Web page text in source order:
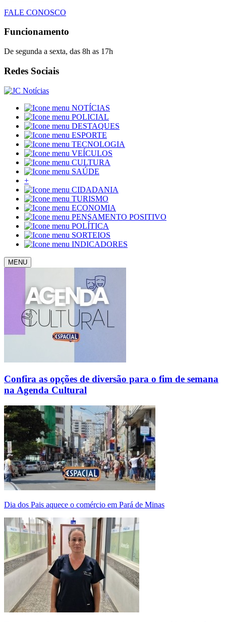
FALE CONOSCO
Funcionamento
De segunda a sexta, das 8h as 17h
Redes Sociais
NOTÍCIAS
POLICIAL
DESTAQUES
ESPORTE
TECNOLOGIA
VEÍCULOS
CULTURA
SAÚDE
+
CIDADANIA
TURISMO
ECONOMIA
PENSAMENTO POSITIVO
POLÍTICA
SORTEIOS
INDICADORES
MENU
Confira as opções de diversão para o fim de semana
na Agenda Cultural
Dia dos Pais aquece o comércio em Pará de Minas